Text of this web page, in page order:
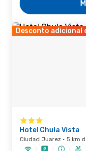
Desconto adicional
Hotel Chula Vista
Ciudad Juarez · 5 km